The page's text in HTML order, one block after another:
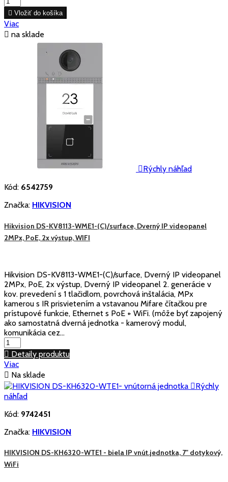
 Vložiť do košíka
Viac
 na sklade
Rýchly náhľad
Kód: 6542759
Značka: HIKVISION
Hikvision DS-KV8113-WME1-(C)/surface, Dverný IP videopanel
2MPx, PoE, 2x výstup, WIFI
Hikvision DS-KV8113-WME1-(C)/surface, Dverný IP videopanel
2MPx, PoE, 2x výstup, Dverný IP videopanel 2. generácie v
kov. prevedení s 1 tlačidlom, povrchová inštalácia, MPx
kamerou s IR prisvietením a vstavanou Mifare čítačkou pre
prístupové funkcie, Ethernet s PoE + WiFi. (môže byť zapojený
ako samostatná dverná jednotka - kamerový modul,
komunikácia cez...
 Detaily produktu
Viac
 Na sklade
Rýchly
náhľad
Kód: 9742451
Značka: HIKVISION
HIKVISION DS-KH6320-WTE1 - biela IP vnút.jednotka, 7" dotykový,
WiFi